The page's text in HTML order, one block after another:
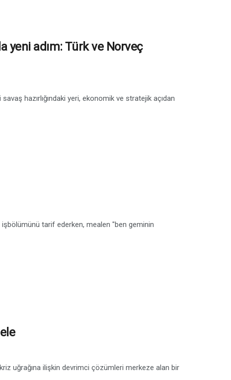
yeni adım: Türk ve Norveç
hazırlığındaki yeri, ekonomik ve stratejik açıdan
işbölümünü tarif ederken, mealen "ben geminin
uğrağına ilişkin devrimci çözümleri merkeze alan bir